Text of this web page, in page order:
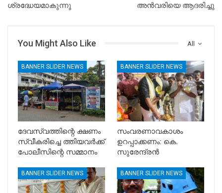
ശ്രദ്ധേയമാകുന്നു
അൻവരിയെ ആദരിച്ചു
All
You Might Also Like
BANNER SLIDER NEWS
ദേവസ്വത്തിന്റെ ക്ഷണം
സ്വീകരിച്ചെ ത്തിയവർക്ക്
പോലീസിന്റെ സമ്മാനം
BANNER SLIDER NEWS
സംവരണാവകാശം
ഉറപ്പാക്കണം: കെ.
സുരേന്ദ്രൻ
BANNER SLIDER NEWS BANNER SLIDER NEWS